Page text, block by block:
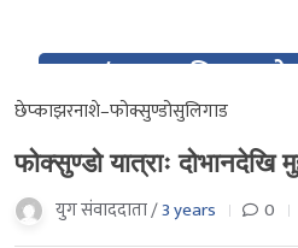
08 / २०८० आश्विन २१ गते
Oct / २०८० आश्विन २१ गते
छेप्काझरनाशे–फोक्सुण्डोसुलिगाड
फोक्सुण्डो यात्राः दोभानदेखि
युग संवाददाता /3 years 0